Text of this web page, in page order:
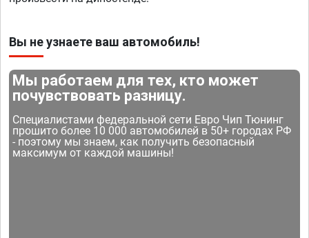
Вы не узнаете ваш автомобиль!
Мы работаем для тех, кто может
почувствовать разницу.
Специалистами федеральной сети Евро Чип Тюнинг
прошито более 10 000 автомобилей в 50+ городах РФ
- поэтому мы знаем, как получить безопасный
максимум от каждой машины!